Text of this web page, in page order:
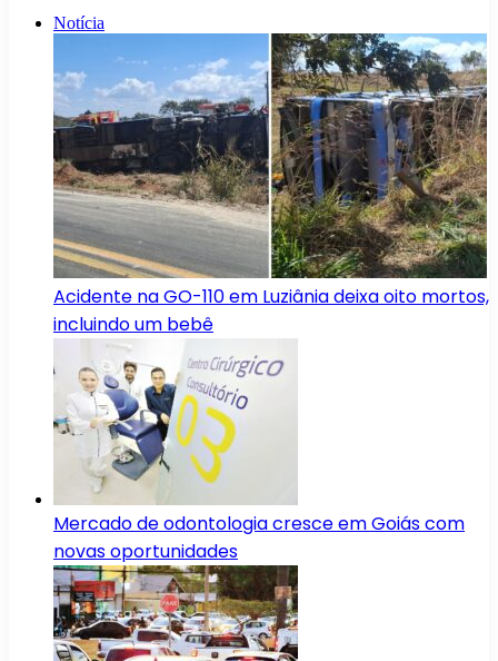
Notícia
Acidente na GO-110 em Luziânia deixa oito mortos,
incluindo um bebê
Mercado de odontologia cresce em Goiás com
novas oportunidades